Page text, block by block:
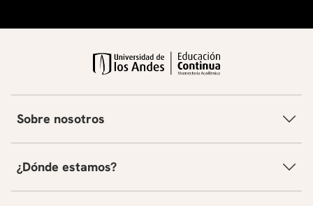
Sobre nosotros
¿Dónde estamos?